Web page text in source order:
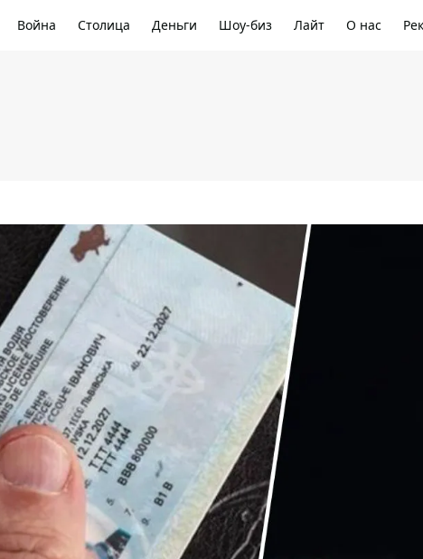
Война Столица Деньги Шоу-биз Лайт О нас